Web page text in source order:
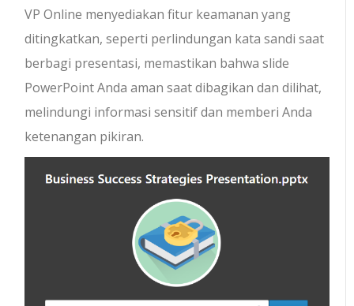
VP Online menyediakan fitur keamanan yang
ditingkatkan, seperti perlindungan kata sandi saat
berbagi presentasi, memastikan bahwa slide
PowerPoint Anda aman saat dibagikan dan dilihat,
melindungi informasi sensitif dan memberi Anda
ketenangan pikiran.